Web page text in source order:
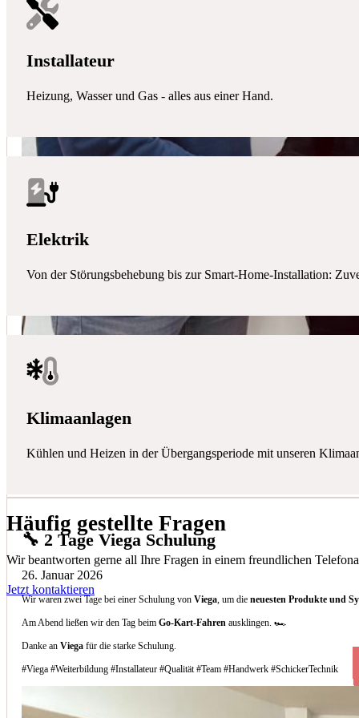
🔧 2 Tage Viega Schulung
26. Januar 2026
Wir waren zwei Tage bei einer Schulung vonViega, um dieneuesten Produkte und
Am Abend ließen wir den Tag beimGo-Kart-Fahren ausklingen. 🏎️
Danke anViega für die starke Schulung.
#Viega #Weiterbildung #Installateur #Qualität #Team #Handwerk #SchickerTechnik
Installateur
Heizung, Wasser und Gas - alles aus einer Hand.
Elektrik
Von der Störungsbehebung bis zur Smart-Home-Installation:
Klimaanlagen
Kühlen und Heizen in der Übergangsperiode mit unseren
Häufig gestellte Fragen
Wir beantworten gerne all Ihre Fragen in einem freundlichen
Jetzt kontaktieren
Welche Arten von Klimaanlagen installieren